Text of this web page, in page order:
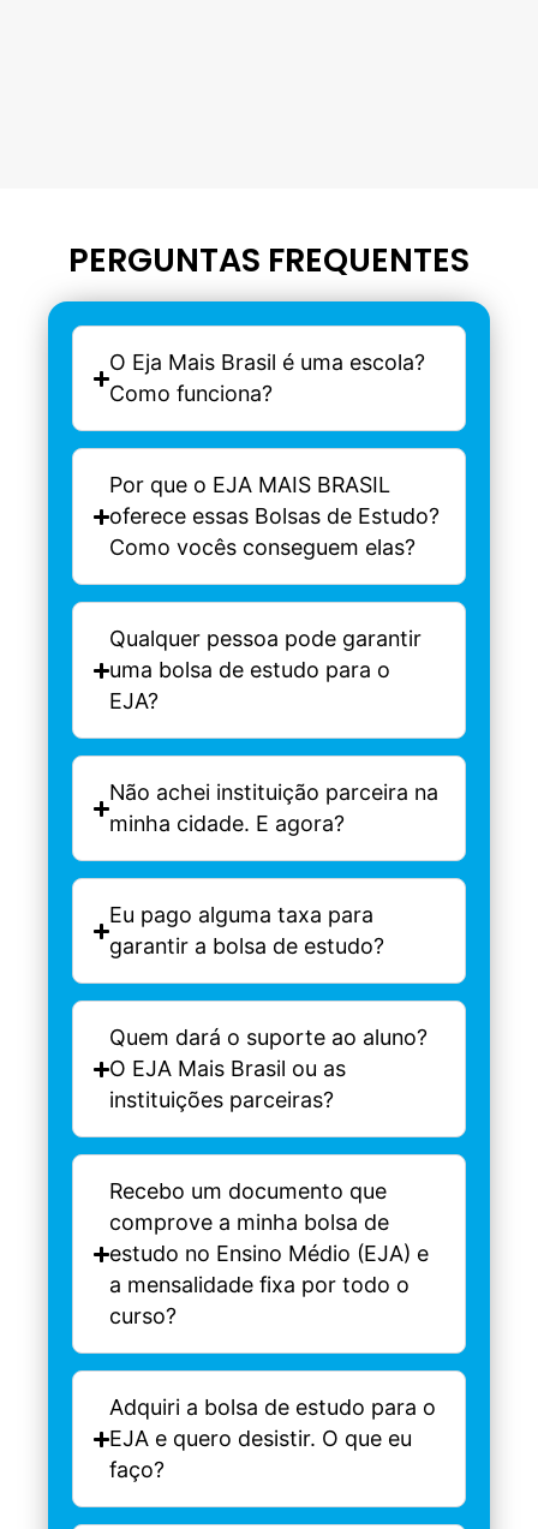
PERGUNTAS FREQUENTES
O Eja Mais Brasil é uma escola?
Como funciona?
Por que o EJA MAIS BRASIL
oferece essas Bolsas de Estudo?
Como vocês conseguem elas?
Qualquer pessoa pode garantir
uma bolsa de estudo para o
EJA?
Não achei instituição parceira na
minha cidade. E agora?
Eu pago alguma taxa para
garantir a bolsa de estudo?
Quem dará o suporte ao aluno?
O EJA Mais Brasil ou as
instituições parceiras?
Recebo um documento que
comprove a minha bolsa de
estudo no Ensino Médio (EJA) e
a mensalidade fixa por todo o
curso?
Adquiri a bolsa de estudo para o
EJA e quero desistir. O que eu
faço?